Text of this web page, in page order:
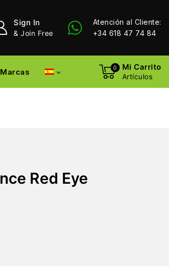
Sign In
& Join Free
Atención al Cliente:
+34 618 47 74 84
Marcas 0 Mi Carrito
Artículos
Red Eye